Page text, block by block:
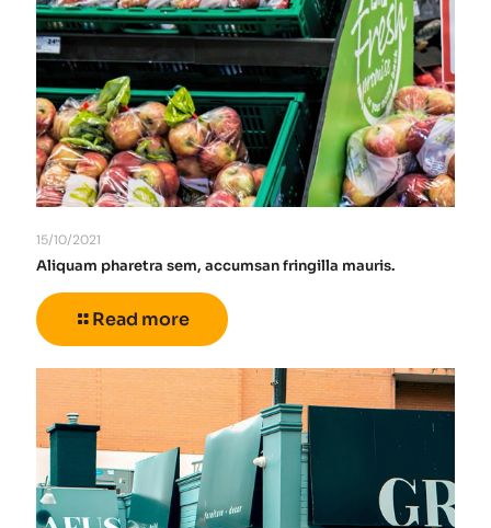
15/10/2021
Aliquam pharetra sem, accumsan fringilla mauris.
Read more